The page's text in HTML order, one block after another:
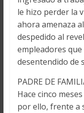
le hizo perder la
ahora amenaza
despedido al
empleadores
desentendido de
PADRE DE
Hace cinco
por ello, frente a